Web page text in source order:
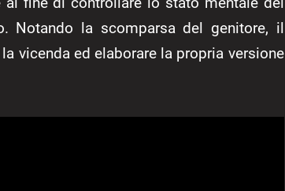
Notando la scomparsa del genitore, il
vicenda ed elaborare la propria versione